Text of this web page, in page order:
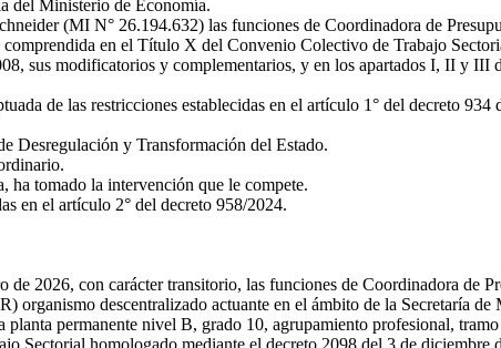
del Ministerio de Economía.
(MI N° 26.194.632) las funciones de Coordinadora de
en el Título X del Convenio Colectivo de Trabajo
sus modificatorios y complementarios, y en los apartados I, II y
de las restricciones establecidas en el artículo 1° del decreto
Desregulación y Transformación del Estado.
tomado la intervención que le compete.
en el artículo 2° del decreto 958/2024.
2026, con carácter transitorio, las funciones de Coordinadora de
descentralizado actuante en el ámbito de la Secretaría
permanente nivel B, grado 10, agrupamiento profesional,
Sectorial homologado mediante el decreto 2098 del 3 de diciembre